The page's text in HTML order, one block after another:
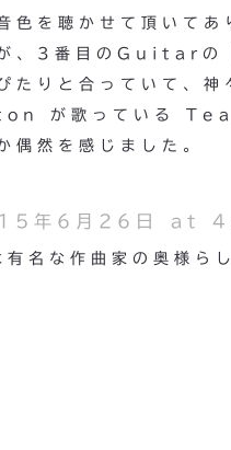
色を聴かせて頂いてあ
が、3番目のGuitarの
たりと合っていて、神
が歌っている
偶然を感じました。
年6月26日 at
有名な作曲家の奥様ら